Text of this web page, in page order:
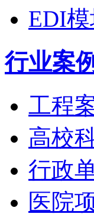
EDI
行业案
工程
高校
行政
医院